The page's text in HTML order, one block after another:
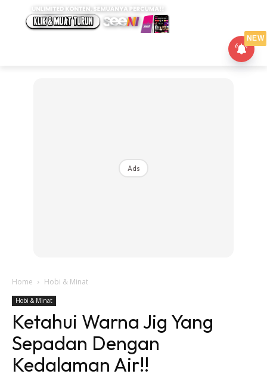
Ads
Home Hobi & Minat
Hobi & Minat
Ketahui Warna Jig Yang
Sepadan Dengan
Kedalaman Air!!
NEW